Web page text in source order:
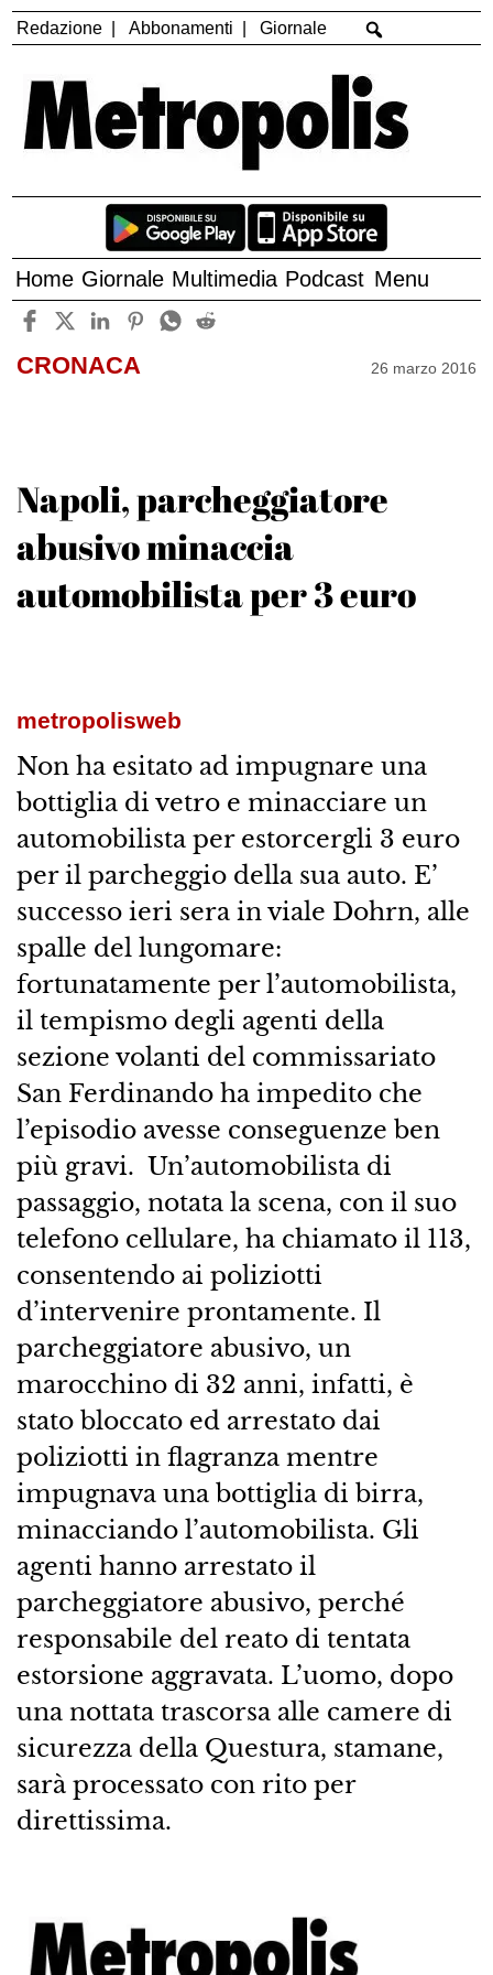
Redazione Abbonamenti Giornale
Home Giornale Multimedia Podcast Menu
CRONACA 26 marzo 2016
Napoli, parcheggiatore
abusivo minaccia
automobilista per 3 euro
metropolisweb
Non ha esitato ad impugnare una
bottiglia di vetro e minacciare un
automobilista per estorcergli 3 euro
per il parcheggio della sua auto. E’
successo ieri sera in viale Dohrn, alle
spalle del lungomare:
fortunatamente per l’automobilista,
il tempismo degli agenti della
sezione volanti del commissariato
San Ferdinando ha impedito che
l’episodio avesse conseguenze ben
più gravi. Un’automobilista di
passaggio, notata la scena, con il suo
telefono cellulare, ha chiamato il 113,
consentendo ai poliziotti
d’intervenire prontamente. Il
parcheggiatore abusivo, un
marocchino di 32 anni, infatti, è
stato bloccato ed arrestato dai
poliziotti in flagranza mentre
impugnava una bottiglia di birra,
minacciando l’automobilista. Gli
agenti hanno arrestato il
parcheggiatore abusivo, perché
responsabile del reato di tentata
estorsione aggravata. L’uomo, dopo
una nottata trascorsa alle camere di
sicurezza della Questura, stamane,
sarà processato con rito per
direttissima.